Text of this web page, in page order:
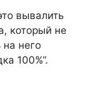
вывалить
который не
на него
100%”.